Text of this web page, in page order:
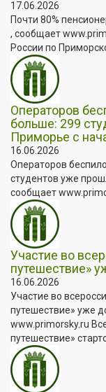
17.06.2026
Почти 80%
, сообщает
России по
Операторов
больше: 299
Приморье с
16.06.2026
Операторов
студентов уже
сообщает
Участие во
путешествие»
16.06.2026
Участие во
путешествие» уже
www.primorsky.ru
путешествие»